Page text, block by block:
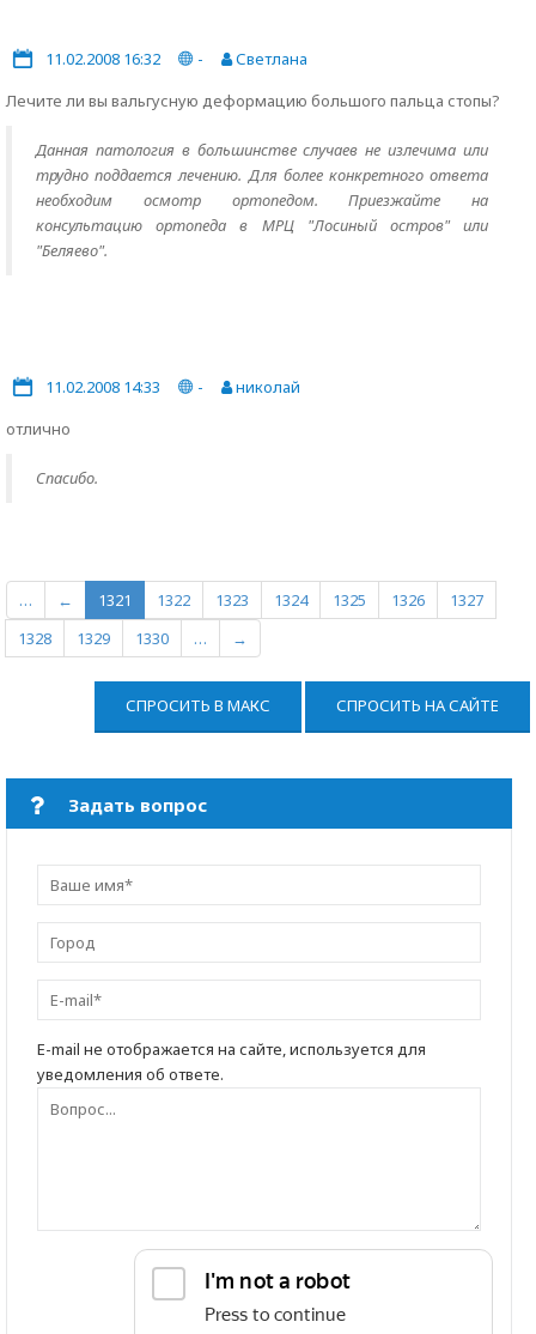
11.02.2008 16:32 -
Светлана
Лечите ли вы вальгусную деформацию большого пальца стопы?
Данная патология в большинстве случаев не излечима или
трудно поддается лечению. Для более конкретного ответа
необходим осмотр ортопедом. Приезжайте на
консультацию ортопеда в МРЦ "Лосиный остров" или
"Беляево".
11.02.2008 14:33 -
николай
отлично
Спасибо.
… ← 1321 1322 1323 1324 1325 1326
1327
1328
1329 1330 … →
СПРОСИТЬ В МАКС СПРОСИТЬ НА САЙТЕ
Задать вопрос
E-mail не отображается на сайте, используется для
уведомления об ответе.